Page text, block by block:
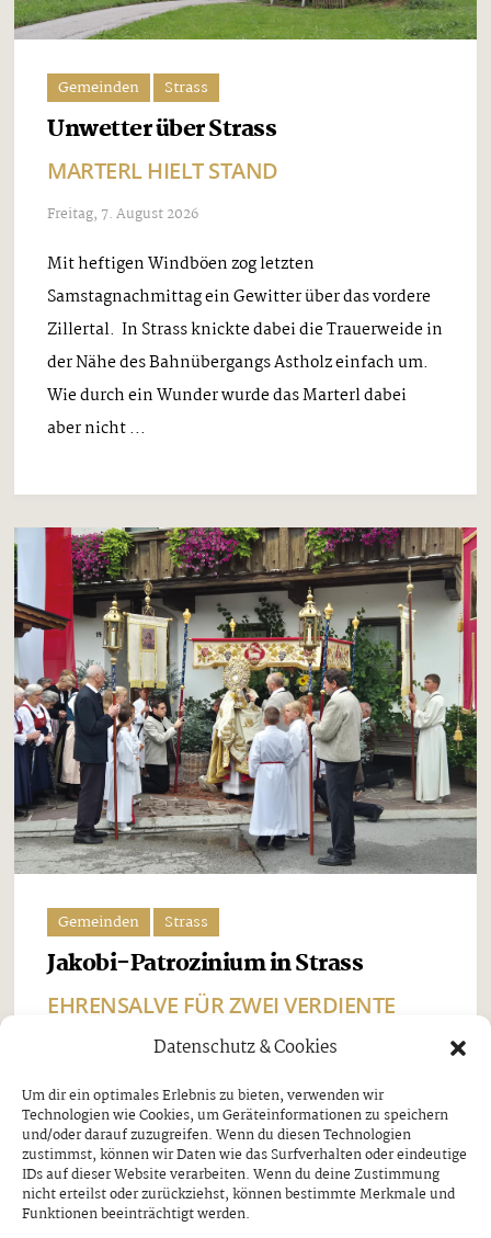
Datenschutz & Cookies
Um dir ein optimales Erlebnis zu bieten, verwenden wir
Technologien wie Cookies, um Geräteinformationen zu speichern
und/oder darauf zuzugreifen. Wenn du diesen Technologien
zustimmst, können wir Daten wie das Surfverhalten oder eindeutige
IDs auf dieser Website verarbeiten. Wenn du deine Zustimmung
nicht erteilst oder zurückziehst, können bestimmte Merkmale und
Funktionen beeinträchtigt werden.
Gemeinden Strass
Unwetter über Strass
MARTERL HIELT STAND
Freitag, 7. August 2026
Mit heftigen Windböen zog letzten
Samstagnachmittag ein Gewitter über das vordere
Zillertal. In Strass knickte dabei die Trauerweide in
der Nähe des Bahnübergangs Astholz einfach um.
Wie durch ein Wunder wurde das Marterl dabei
aber nicht ...
Gemeinden Strass
Jakobi-Patrozinium in Strass
EHRENSALVE FÜR ZWEI VERDIENTE
Beim Jakobi-Patrozinium am Sonntag, dem 26. Juli,
stand Strass im Zillertal ganz im Zeichen seines
Pfarrpatrons, des heiligen Jakobus. Nach dem
feierlichen Festgottesdienst und der traditionellen